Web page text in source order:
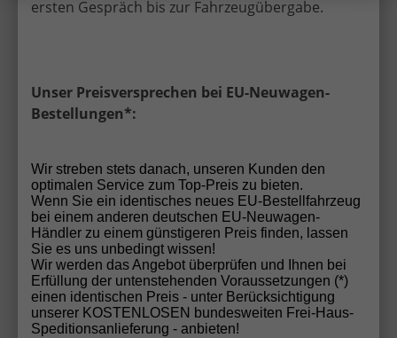
UVL:23.08.2026 30.390,– €
incl. 19% MwSt.
4-türig, 103 kW (140 PS), Schaltgetriebe,
Verbrennungsmotor (ICE), Diesel, Kraftstoffverbrauch
kombiniert 8 l/100km (WLTP), CO₂-Emission kombiniert
210.00 g/km (WLTP), CO₂-Klasse G, Außenfarbe:
Thunder Grau, Zustand, Fahrfähigkeit: fahrtauglich,
Zustand: unfallfrei, Fahrzeugnr.: 74752
ersten Gespräch bis zur Fahrzeugübergabe.
Unser Preisversprechen bei EU-Neuwagen-
Bestellungen*:
Wir streben stets danach, unseren Kunden den
optimalen Service zum Top-Preis zu bieten.
Wenn Sie ein identisches neues EU-Bestellfahrzeug
bei einem anderen deutschen EU-Neuwagen-
Händler zu einem günstigeren Preis finden, lassen
Sie es uns unbedingt wissen!
Wir werden das Angebot überprüfen und Ihnen bei
Erfüllung der untenstehenden Voraussetzungen (*)
einen identischen Preis - unter Berücksichtigung
unserer KOSTENLOSEN bundesweiten Frei-Haus-
Speditionsanlieferung - anbieten!